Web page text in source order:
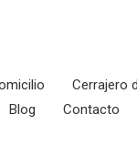
Cerrajero
Blog Contacto